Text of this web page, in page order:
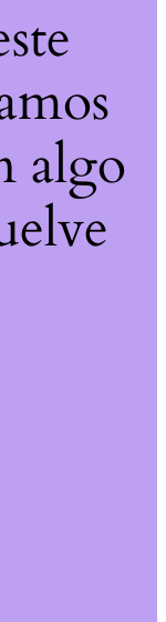
algo